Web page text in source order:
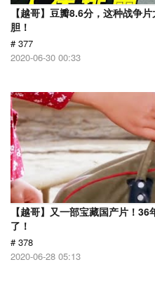
【越哥】豆瓣8.6分，这种战争
胆！
# 377
2020-06-30 00:33
【越哥】又一部宝藏国产片！
了！
# 378
2020-06-28 05:13